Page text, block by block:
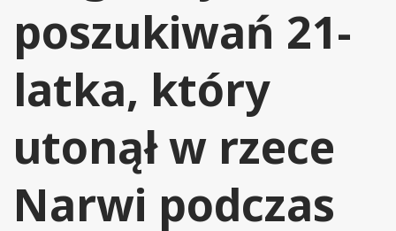
poszukiwań 21-
latka, który
utonął w rzece
Narwi podczas